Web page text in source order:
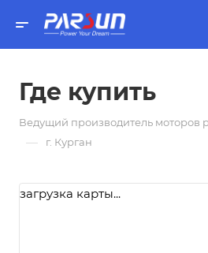
Где купить
Ведущий производитель моторов
— г. Курган
загрузка карты...